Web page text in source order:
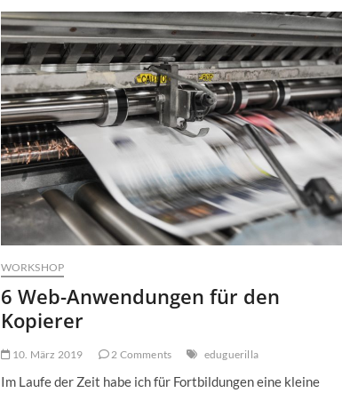
WLAN,
Präsentationstechnik
–
Was
in
der
KMK-
Strategie
aber
alles
überlesen
wird
(2)
WORKSHOP
6 Web-Anwendungen für den
Kopierer
10. März 2019 2 Comments eduguerilla
Im Laufe der Zeit habe ich für Fortbildungen eine kleine